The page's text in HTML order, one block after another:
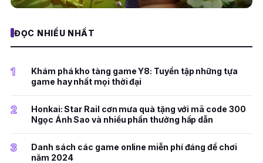
ĐỌC NHIỀU NHẤT
1
Khám phá kho tàng game Y8: Tuyển tập những tựa
game hay nhất mọi thời đại
2
Honkai: Star Rail cơn mưa quà tặng với mã code 300
Ngọc Ánh Sao và nhiều phần thưởng hấp dẫn
3
Danh sách các game online miễn phí đáng để chơi
năm 2024